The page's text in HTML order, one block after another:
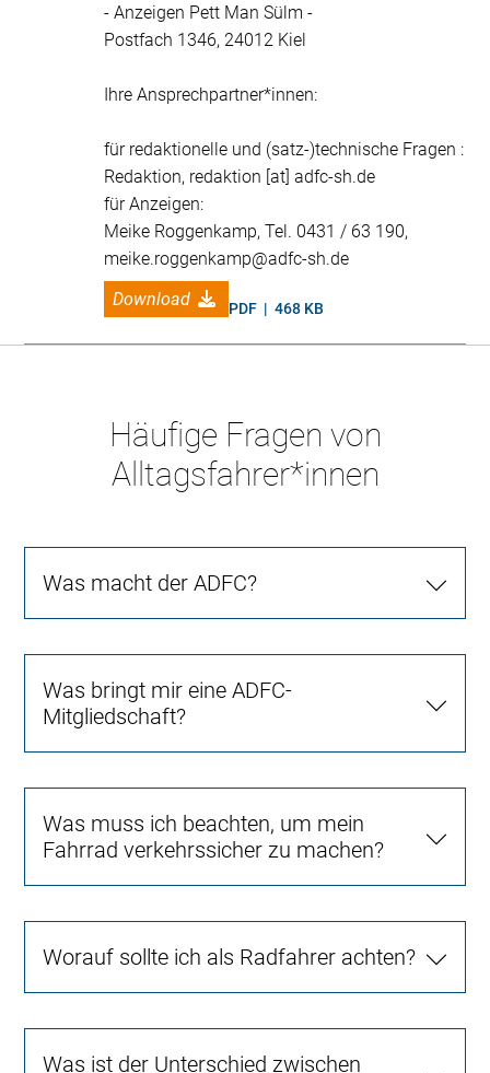
- Anzeigen Pett Man Sülm -
Postfach 1346, 24012 Kiel
Ihre Ansprechpartner*innen:
für redaktionelle und (satz-)technische Fragen :
Redaktion, redaktion [at] adfc-sh.de
für Anzeigen:
Meike Roggenkamp, Tel. 0431 / 63 190,
meike.roggenkamp@adfc-sh.de
Download
PDF | 468 KB
Häufige Fragen von
Alltagsfahrer*innen
Was macht der ADFC?
Was bringt mir eine ADFC-
Mitgliedschaft?
Was muss ich beachten, um mein
Fahrrad verkehrssicher zu machen?
Worauf sollte ich als Radfahrer achten?
Was ist der Unterschied zwischen